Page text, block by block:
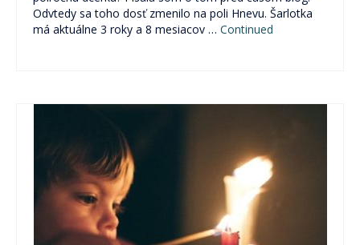
Odvtedy sa toho dosť zmenilo na poli Hnevu. Šarlotka
má aktuálne 3 roky a 8 mesiacov … Continued